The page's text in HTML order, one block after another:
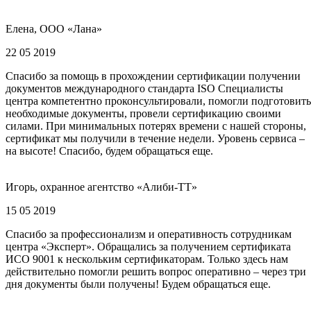
Елена, ООО «Лана»
22 05 2019
Спасибо за помощь в прохождении сертификации получении
документов международного стандарта ISO Специалисты
центра компетентно проконсультировали, помогли подготовить
необходимые документы, провели сертификацию своими
силами. При минимальных потерях времени с нашей стороны,
сертификат мы получили в течение недели. Уровень сервиса –
на высоте! Спасибо, будем обращаться еще.
Игорь, охранное агентство «Алиби-ТТ»
15 05 2019
Спасибо за профессионализм и оперативность сотрудникам
центра «Эксперт». Обращались за получением сертификата
ИСО 9001 к нескольким сертификаторам. Только здесь нам
действительно помогли решить вопрос оперативно – через три
дня документы были получены! Будем обращаться еще.